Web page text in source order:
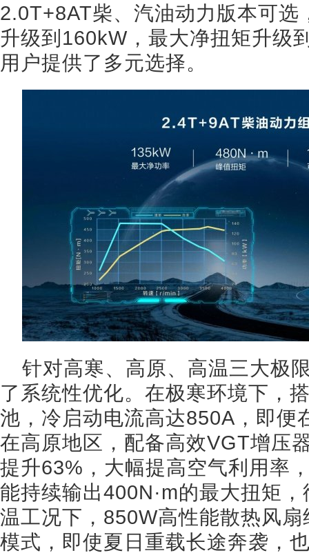
2.0T+8AT柴、汽油动力版本可
升级到160kW，最大净扭矩升级
用户提供了多元选择。
针对高寒、高原、高温三大极
了系统性优化。在极寒环境下，
池，冷启动电流高达850A，即便
在高原地区，配备高效VGT增压
提升63%，大幅提高空气利用率
能持续输出400N·m的最大扭矩
温工况下，850W高性能散热风
模式，即使夏日重载长途奔袭，